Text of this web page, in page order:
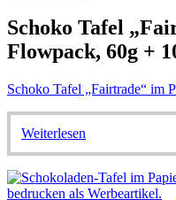
Schoko Tafel
Flowpack, 60g +
Schoko Tafel „Fairtrade“ im
Weiterlesen